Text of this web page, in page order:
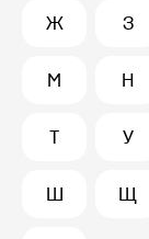
Ж З
М Н
Т У
Ш Щ